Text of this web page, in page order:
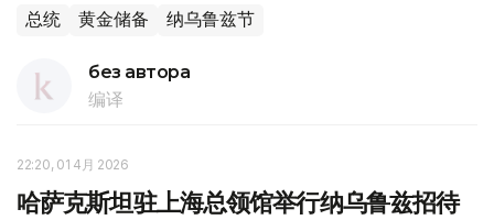
总统 黄金储备 纳乌鲁兹节
без автора
编译
22:20, 01 4月 2026
哈萨克斯坦驻上海总领馆举行纳乌鲁兹招待